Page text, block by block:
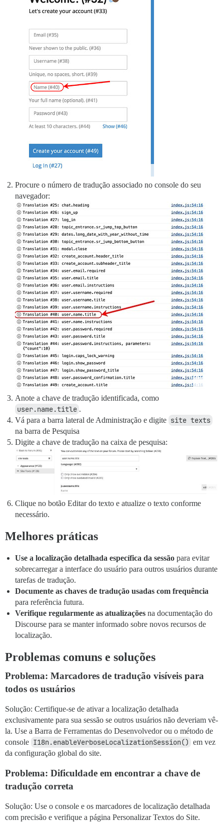
Procure o número de tradução associado no console do seu
navegador:
Anote a chave de tradução identificada, como
user.name.title .
Vá para a barra lateral de Administração e digite site texts
na barra de Pesquisa
Digite a chave de tradução na caixa de pesquisa:
Clique no botão Editar do texto e atualize o texto conforme
necessário.
Melhores práticas
Use a localização detalhada específica da sessão para evitar
sobrecarregar a interface do usuário para outros usuários durante
tarefas de tradução.
Documente as chaves de tradução usadas com frequência
para referência futura.
Verifique regularmente as atualizações na documentação do
Discourse para se manter informado sobre novos recursos de
localização.
Problemas comuns e soluções
Problema: Marcadores de tradução visíveis para
todos os usuários
Solução: Certifique-se de ativar a localização detalhada
exclusivamente para sua sessão se outros usuários não deveriam vê-
la. Use a Barra de Ferramentas do Desenvolvedor ou o método de
console I18n.enableVerboseLocalizationSession() em vez
da configuração global do site.
Problema: Dificuldade em encontrar a chave de
tradução correta
Solução: Use o console e os marcadores de localização detalhada
com precisão e verifique a página Personalizar Textos do Site.